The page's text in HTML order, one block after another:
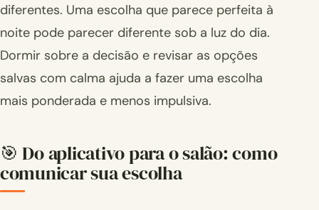
diferentes. Uma escolha que parece perfeita à
noite pode parecer diferente sob a luz do dia.
Dormir sobre a decisão e revisar as opções
salvas com calma ajuda a fazer uma escolha
mais ponderada e menos impulsiva.
🎯 Do aplicativo para o salão: como
comunicar sua escolha